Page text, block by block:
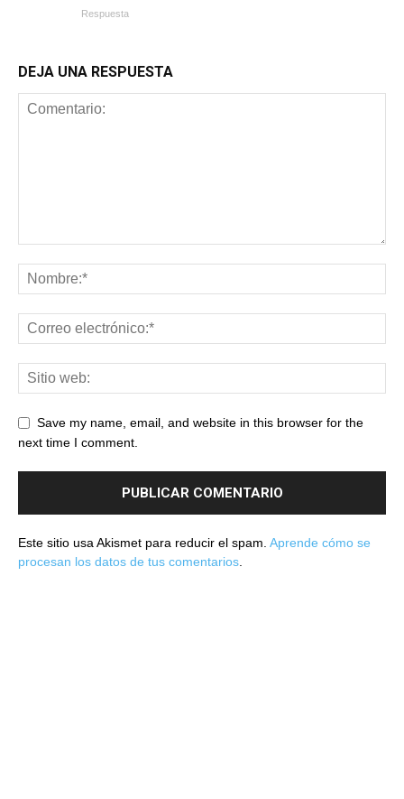
Respuesta
DEJA UNA RESPUESTA
Save my name, email, and website in this browser for the
next time I comment.
Este sitio usa Akismet para reducir el spam. Aprende cómo se
procesan los datos de tus comentarios